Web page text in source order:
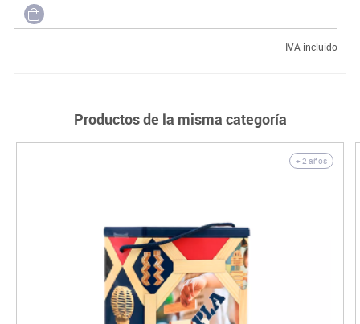
IVA incluido
Productos de la misma categoría
+ 2 años